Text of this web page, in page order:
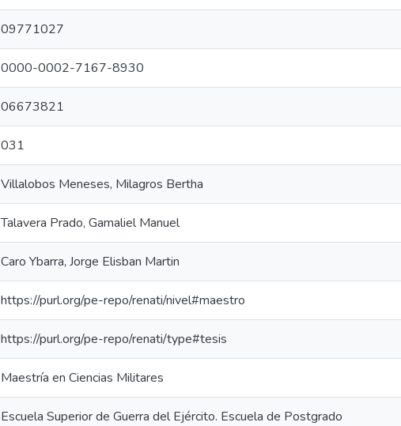
09771027
0000-0002-7167-8930
06673821
031
Villalobos Meneses, Milagros Bertha
Talavera Prado, Gamaliel Manuel
Caro Ybarra, Jorge Elisban Martin
https://purl.org/pe-repo/renati/nivel#maestro
https://purl.org/pe-repo/renati/type#tesis
Maestría en Ciencias Militares
Escuela Superior de Guerra del Ejército. Escuela de Postgrado